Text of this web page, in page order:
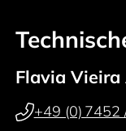
Flavia Vieira
+49 (0)